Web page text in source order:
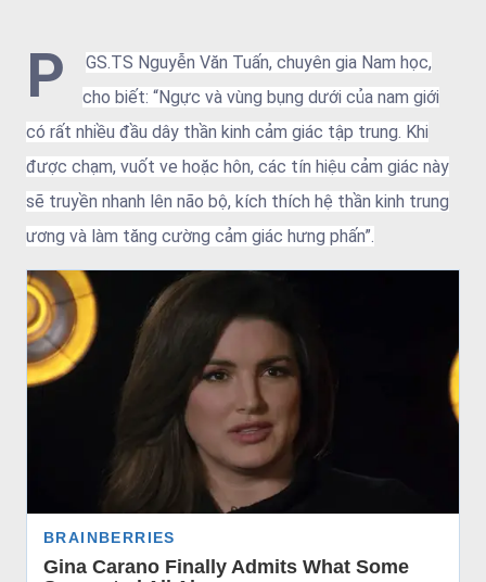
P
GS.TS Nguyễn Văn Tuấn, chuyên gia Nam học,
cho biết: “Ngực và vùng bụng dưới của nam giới
có rất nhiều đầu dây thần kinh cảm giác tập trung. Khi
được chạm, vuốt ve hoặc hôn, các tín hiệu cảm giác này
sẽ truyền nhanh lên não bộ, kích thích hệ thần kinh trung
ương và làm tăng cường cảm giác hưng phấn”.